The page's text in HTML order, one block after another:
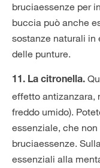
bruciaessenze per
buccia può anche
sostanze naturali
delle punture.
11. La citronella.
effetto antizanzara,
freddo umido).
essenziale, che
bruciaessenze.
essenziali alla